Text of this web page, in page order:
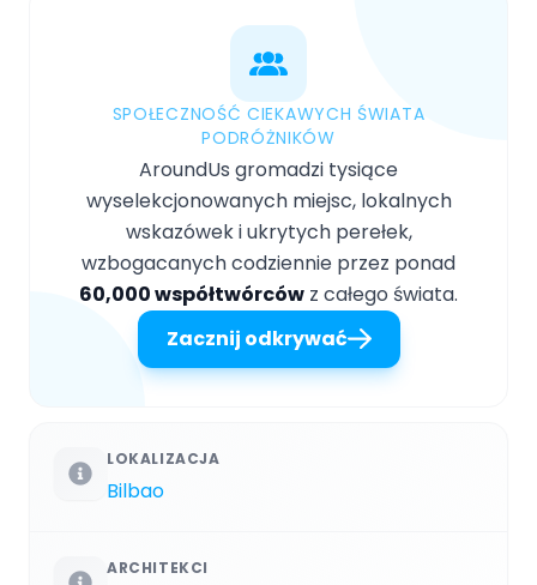
SPOŁECZNOŚĆ CIEKAWYCH ŚWIATA
PODRÓŻNIKÓW
AroundUs gromadzi tysiące
wyselekcjonowanych miejsc, lokalnych
wskazówek i ukrytych perełek,
wzbogacanych codziennie przez ponad
60,000 współtwórców z całego świata.
Zacznij odkrywać
LOKALIZACJA
Bilbao
ARCHITEKCI